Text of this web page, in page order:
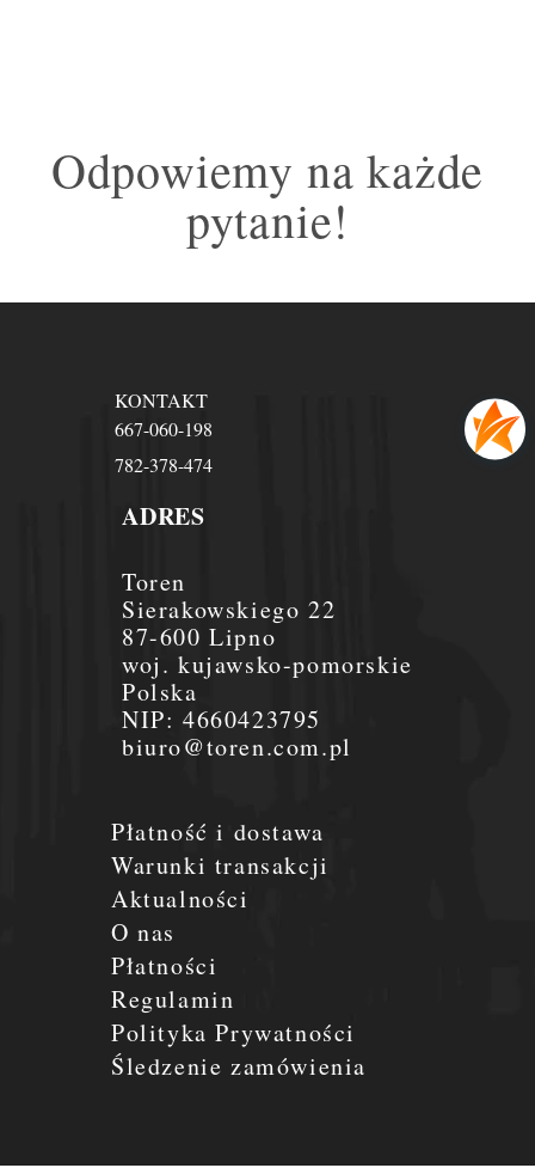
Odpowiemy na każde
pytanie!
Płatność i dostawa
Warunki transakcji
Aktualności
O nas
Płatności
Regulamin
Polityka Prywatności
Śledzenie zamówienia
ADRES
Toren
Sierakowskiego 22
87-600 Lipno
woj. kujawsko-pomorskie
Polska
NIP:4660423795
biuro@toren.com.pl
KONTAKT
667-060-198
782-378-474